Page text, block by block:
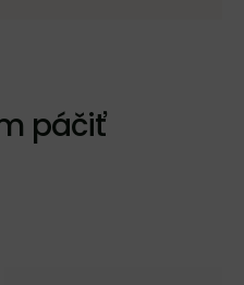
páčiť